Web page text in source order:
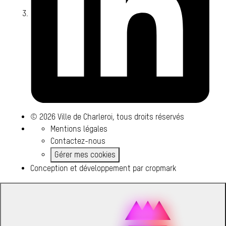
© 2026 Ville de Charleroi, tous droits réservés
Mentions légales
Contactez-nous
Gérer mes cookies
Conception et développement par cropmark